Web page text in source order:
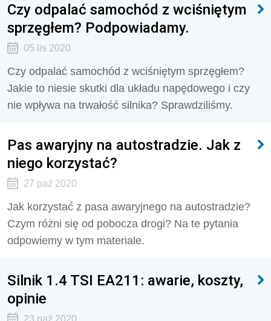
Czy odpalać samochód z wciśniętym
sprzęgłem? Podpowiadamy.
05 lis 2020
Czy odpalać samochód z wciśniętym sprzęgłem?
Jakie to niesie skutki dla układu napędowego i czy
nie wpływa na trwałość silnika? Sprawdziliśmy.
Pas awaryjny na autostradzie. Jak z
niego korzystać?
27 paź 2020
Jak korzystać z pasa awaryjnego na autostradzie?
Czym różni się od pobocza drogi? Na te pytania
odpowiemy w tym materiale.
Silnik 1.4 TSI EA211: awarie, koszty,
opinie
23 paź 2020